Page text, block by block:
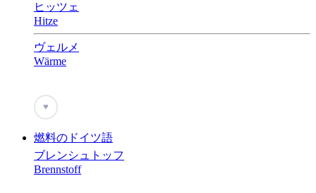
ヒッツェ
Hitze
ヴェルメ
Wärme
♥
燃料のドイツ語
ブレンシュトッフ
Brennstoff